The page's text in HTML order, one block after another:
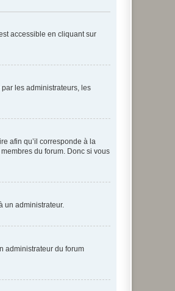
accessible en cliquant sur
les administrateurs, les
afin qu’il corresponde à la
du forum. Donc si vous
un administrateur.
administrateur du forum